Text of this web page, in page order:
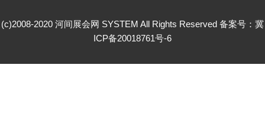
(c)2008-2020 河间展会网 SYSTEM All Rights Reserved 备案号： 冀
ICP备20018761号-6